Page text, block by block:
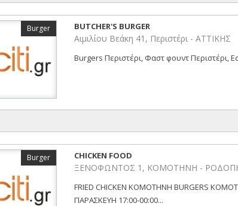
Burger BUTCHER'S BURGER
Αιμιλίου Βεάκη 41, Περιστέρι - ΑΤΤΙΚΗΣ
Burgers Περιστέρι, Φαστ φουντ Περιστέρι,
Burger CHICKEN FOOD
ΞΕΝΟΦΩΝΤΟΣ 1, ΚΟΜΟΤΗΝΗ -
FRIED CHICKEN ΚΟΜΟΤΗΝΗ BURGERS
ΠΑΡΑΣΚΕΥΗ 17:00-00:00...